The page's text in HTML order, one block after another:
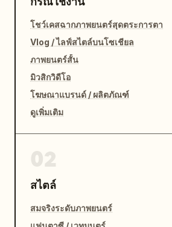
โชว์เคสฉากภาพยนตร์สุดตระการตา
Vlog / ไลฟ์สไตล์บนโซเชียล
ภาพยนตร์สั้น
มิวสิกวิดีโอ
โฆษณาแบรนด์ / ผลิตภัณฑ์
ดูเพิ่มเติม
สไตล์
สมจริงระดับภาพยนตร์